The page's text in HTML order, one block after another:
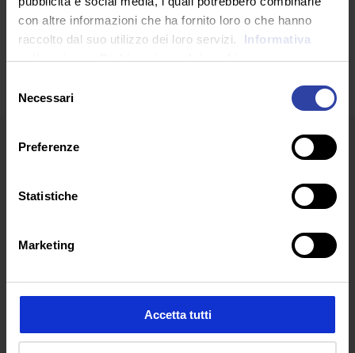
con altre informazioni che ha fornito loro o che hanno
raccolto dal suo utilizzo dei loro servizi.
Informativa
sulla privacy. Dichiarazione dei cookie
delNecessari
Preferenze
Statistiche
Marketing
Accetta tutti
SEGUICI SU
ARTICOLI RECENTI